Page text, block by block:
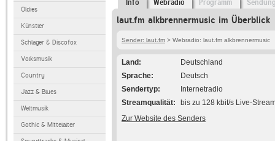
Oldies
Künstler
Schlager & Discofox
Volksmusik
Country
Jazz & Blues
Weltmusik
Gothic & Mittelalter
Info Webradio Programm
laut.fm alkbrennermusic im Überblick
Sender: laut.fm > Webradio: laut.fm alkbrennermusic
Land
Deutschland
Sprache
Deutsch
Sendertyp
Internetradio
Streamqualität
bis zu 128 kbit/s Live-
Zur Website des Senders